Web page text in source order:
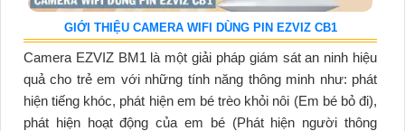
GIỚI THIỆU CAMERA WIFI DÙNG PIN EZVIZ CB1
Camera EZVIZ BM1 là một giải pháp giám sát an ninh hiệu
quả cho trẻ em với những tính năng thông minh như: phát
hiện tiếng khóc, phát hiện em bé trèo khỏi nôi (Em bé bỏ đi),
phát hiện hoạt động của em bé (Phát hiện người thông